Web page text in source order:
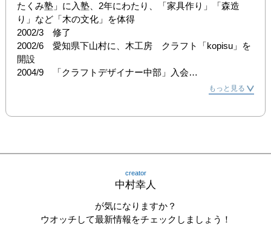
たくみ塾」に入塾、2年にわたり、「家具作り」「森造
り」など「木の文化」を体得
2002/3　修了
2002/6　愛知県下山村に、木工房　クラフト「kopisu」を
開設
2004/9　「クラフトデザイナー中部」入会
2004/11　「クラフトデザイン2004多治見」に出品 もっと見る
creator
中村幸人
が気になりますか？
ウオッチして最新情報をチェックしましょう！